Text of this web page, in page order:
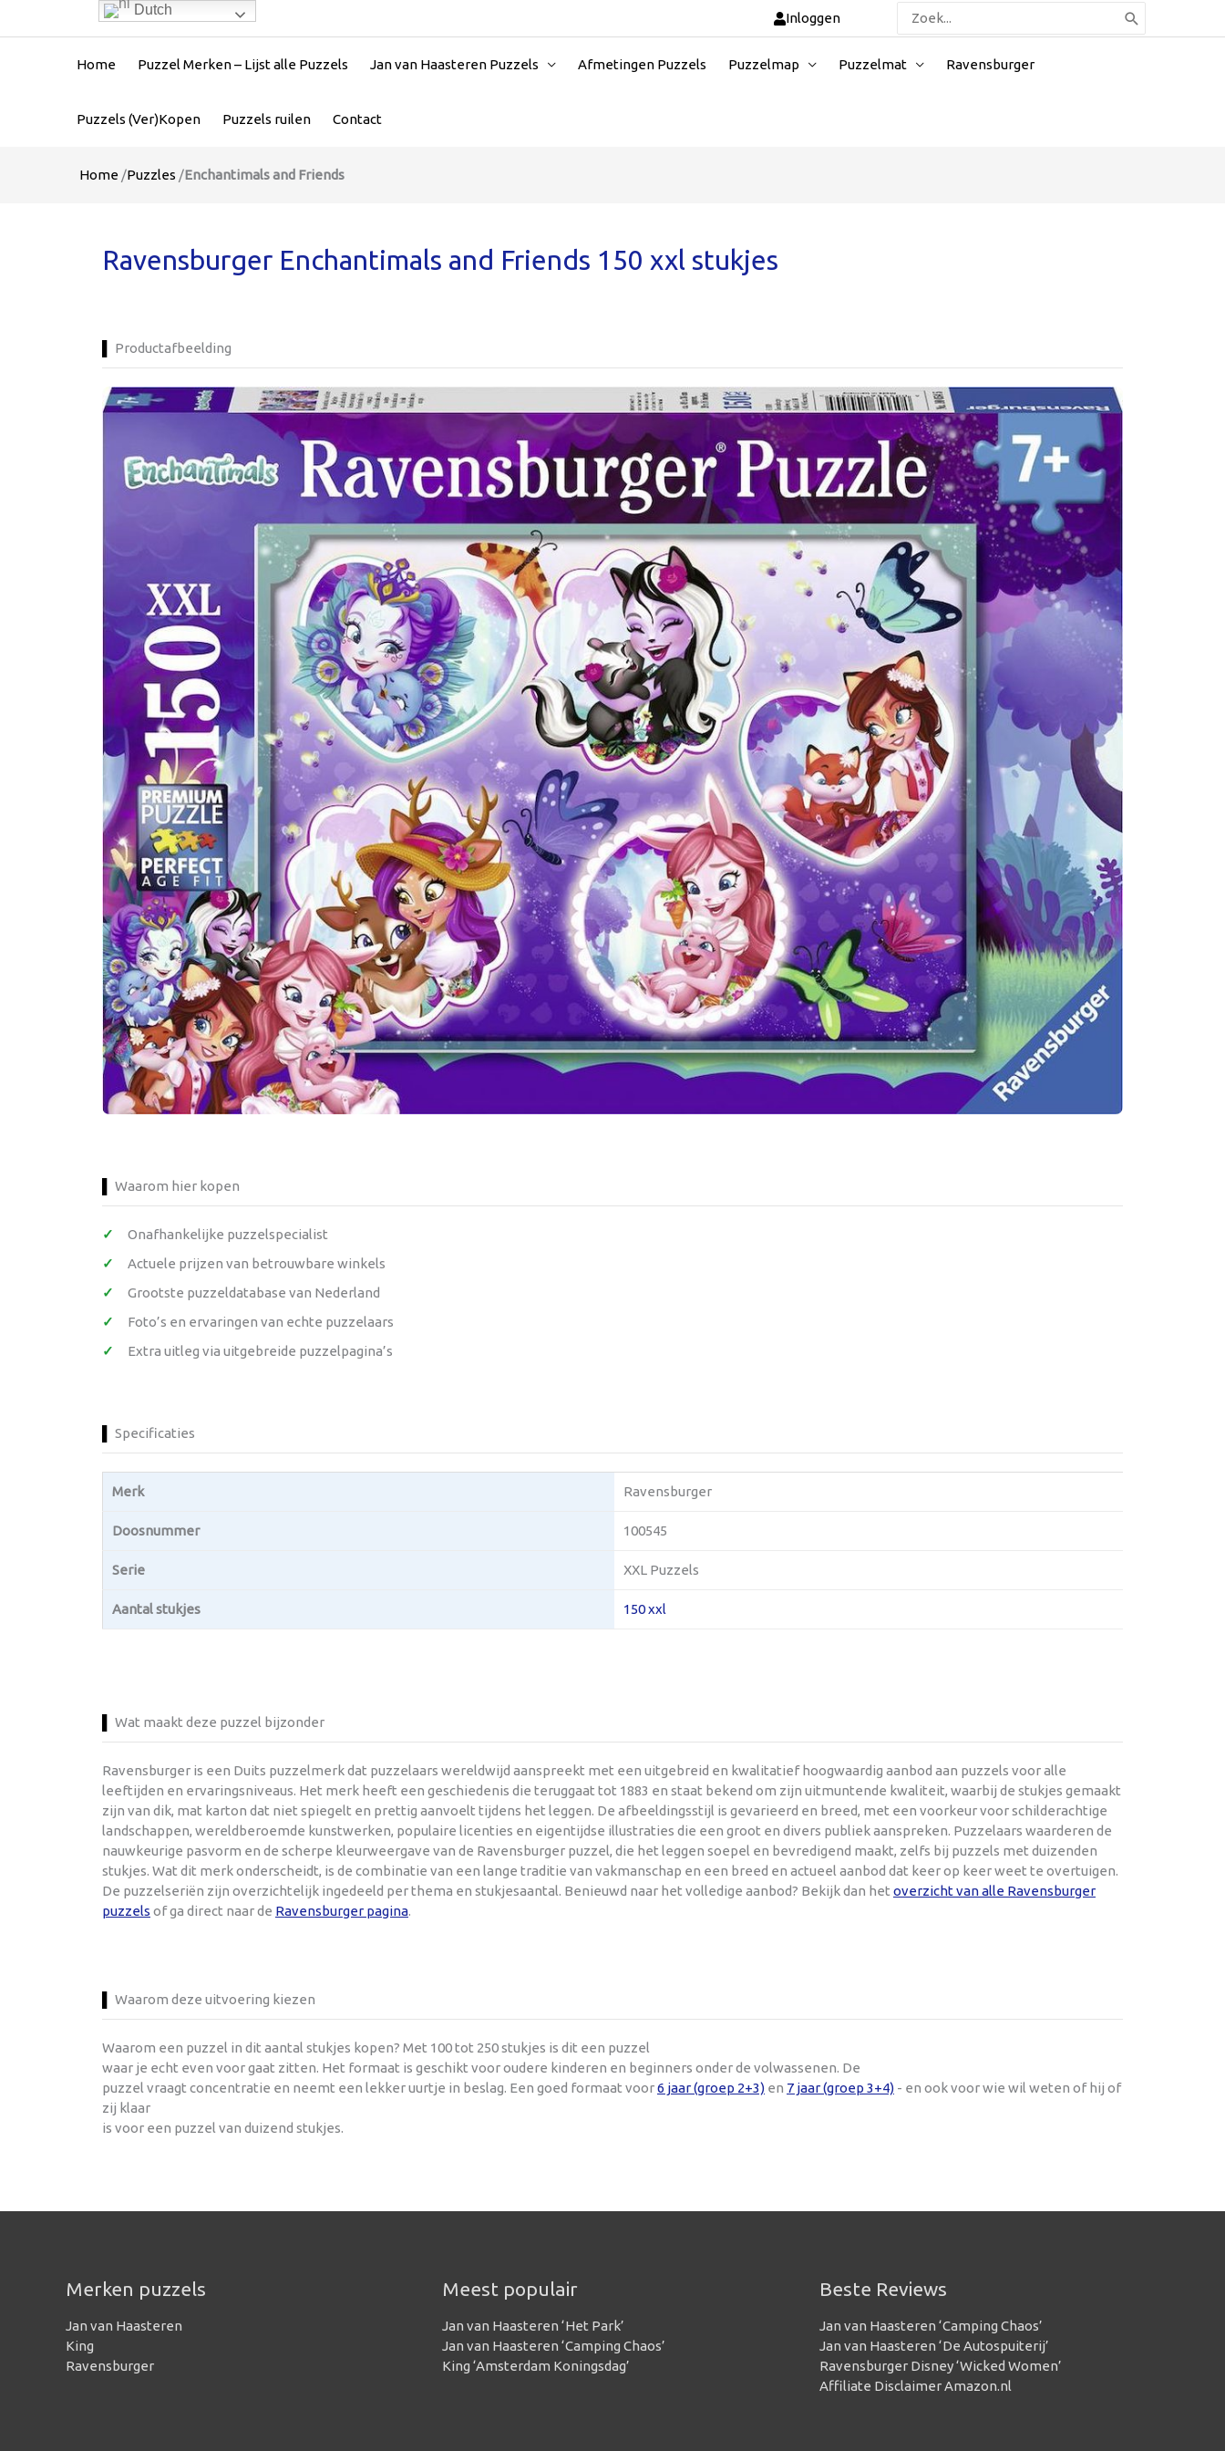
Inloggen
Zoeken
naar:
Home Puzzel Merken – Lijst alle Puzzels Jan van Haasteren Puzzels Afmetingen Puzzels Puzzelmap Puzzelmat Ravensburger
Puzzels (Ver)Kopen Puzzels ruilen Contact
Home /Puzzles /Enchantimals and Friends
Ravensburger Enchantimals and Friends 150 xxl stukjes
Productafbeelding
Waarom hier kopen
Onafhankelijke puzzelspecialist
Actuele prijzen van betrouwbare winkels
Grootste puzzeldatabase van Nederland
Foto’s en ervaringen van echte puzzelaars
Extra uitleg via uitgebreide puzzelpagina’s
Specificaties
Merk Ravensburger
Doosnummer 100545
Serie XXL Puzzels
Aantal stukjes 150 xxl
Wat maakt deze puzzel bijzonder
Ravensburger is een Duits puzzelmerk dat puzzelaars wereldwijd aanspreekt met een uitgebreid en kwalitatief hoogwaardig aanbod aan puzzels voor alle
leeftijden en ervaringsniveaus. Het merk heeft een geschiedenis die teruggaat tot 1883 en staat bekend om zijn uitmuntende kwaliteit, waarbij de stukjes gemaakt
zijn van dik, mat karton dat niet spiegelt en prettig aanvoelt tijdens het leggen. De afbeeldingsstijl is gevarieerd en breed, met een voorkeur voor schilderachtige
landschappen, wereldberoemde kunstwerken, populaire licenties en eigentijdse illustraties die een groot en divers publiek aanspreken. Puzzelaars waarderen de
nauwkeurige pasvorm en de scherpe kleurweergave van de Ravensburger puzzel, die het leggen soepel en bevredigend maakt, zelfs bij puzzels met duizenden
stukjes. Wat dit merk onderscheidt, is de combinatie van een lange traditie van vakmanschap en een breed en actueel aanbod dat keer op keer weet te overtuigen.
De puzzelseriën zijn overzichtelijk ingedeeld per thema en stukjesaantal. Benieuwd naar het volledige aanbod? Bekijk dan het overzicht van alle Ravensburger
puzzels of ga direct naar de Ravensburger pagina.
Waarom deze uitvoering kiezen
Waarom een puzzel in dit aantal stukjes kopen? Met 100 tot 250 stukjes is dit een puzzel
waar je echt even voor gaat zitten. Het formaat is geschikt voor oudere kinderen en beginners onder de volwassenen. De
puzzel vraagt concentratie en neemt een lekker uurtje in beslag. Een goed formaat voor6 jaar (groep 2+3) en 7 jaar (groep 3+4) - en ook voor wie wil weten of hij of
zij klaar
is voor een puzzel van duizend stukjes.
Merken puzzels
Jan van Haasteren
King
Ravensburger
Meest populair
Jan van Haasteren ‘Het Park’
Jan van Haasteren ‘Camping Chaos’
King ‘Amsterdam Koningsdag’
Beste Reviews
Jan van Haasteren ‘Camping Chaos’
Jan van Haasteren ‘De Autospuiterij’
Ravensburger Disney ‘Wicked Women’
Affiliate Disclaimer Amazon.nl
Dutch